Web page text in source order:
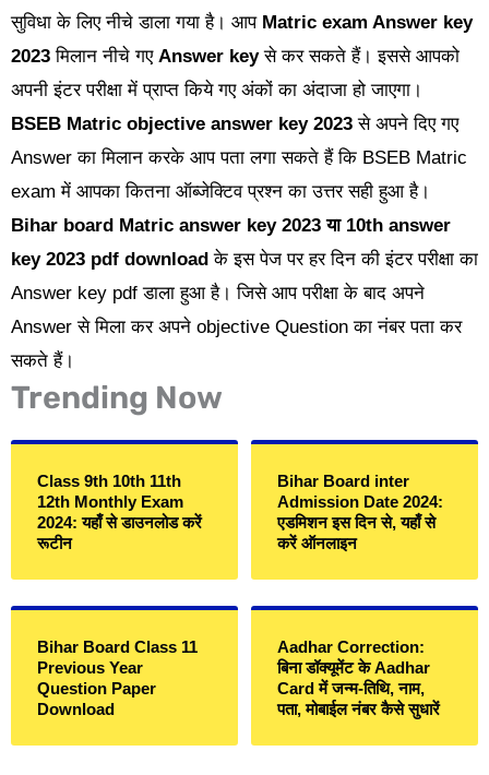
सुविधा के लिए नीचे डाला गया है। आप Matric exam Answer key
2023 मिलान नीचे गए Answer keyसे कर सकते हैं। इससे आपको
अपनी इंटर परीक्षा में प्राप्त किये गए अंकों का अंदाजा हो जाएगा।
BSEB Matric objective answer key 2023 से अपने दिए गए
Answer का मिलान करके आप पता लगा सकते हैं कि BSEB Matric
exam में आपका कितना ऑब्जेक्टिव प्रश्न का उत्तर सही हुआ है।
Bihar board Matric answer key 2023 या 10th answer
key 2023 pdf download के इस पेज पर हर दिन की इंटर परीक्षा का
Answer key pdf डाला हुआ है। जिसे आप परीक्षा के बाद अपने
Answer से मिला कर अपने objective Question का नंबर पता कर
सकते हैं।
Trending Now
Class 9th 10th 11th
12th Monthly Exam
2024: यहाँ से डाउनलोड करें
रूटीन
Bihar Board inter
Admission Date 2024:
एडमिशन इस दिन से, यहाँ से
करें ऑनलाइन
Bihar Board Class 11
Previous Year
Question Paper
Download
Aadhar Correction:
बिना डॉक्यूमेंट के Aadhar
Card में जन्म-तिथि, नाम,
पता, मोबाईल नंबर कैसे सुधारें